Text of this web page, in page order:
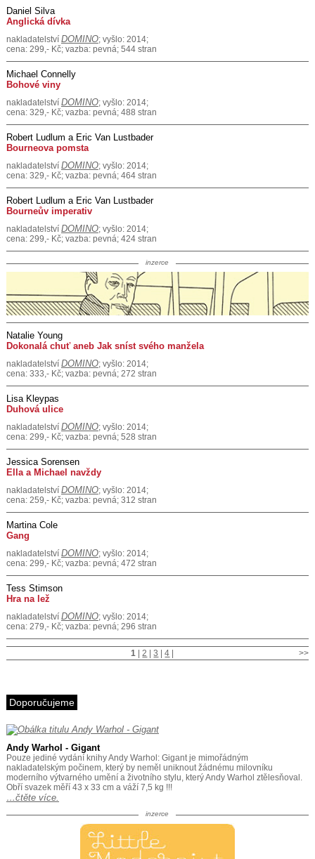
Daniel Silva
Anglická dívka
nakladatelství DOMINO; vyšlo: 2014;
cena: 299,- Kč; vazba: pevná; 544 stran
Michael Connelly
Bohové viny
nakladatelství DOMINO; vyšlo: 2014;
cena: 329,- Kč; vazba: pevná; 488 stran
Robert Ludlum a Eric Van Lustbader
Bourneova pomsta
nakladatelství DOMINO; vyšlo: 2014;
cena: 329,- Kč; vazba: pevná; 464 stran
Robert Ludlum a Eric Van Lustbader
Bourneův imperativ
nakladatelství DOMINO; vyšlo: 2014;
cena: 299,- Kč; vazba: pevná; 424 stran
inzerce
Natalie Young
Dokonalá chuť aneb Jak sníst svého manžela
nakladatelství DOMINO; vyšlo: 2014;
cena: 333,- Kč; vazba: pevná; 272 stran
Lisa Kleypas
Duhová ulice
nakladatelství DOMINO; vyšlo: 2014;
cena: 299,- Kč; vazba: pevná; 528 stran
Jessica Sorensen
Ella a Michael navždy
nakladatelství DOMINO; vyšlo: 2014;
cena: 259,- Kč; vazba: pevná; 312 stran
Martina Cole
Gang
nakladatelství DOMINO; vyšlo: 2014;
cena: 299,- Kč; vazba: pevná; 472 stran
Tess Stimson
Hra na lež
nakladatelství DOMINO; vyšlo: 2014;
cena: 279,- Kč; vazba: pevná; 296 stran
>>
1 |2 |3 |4
Doporučujeme
Andy Warhol - Gigant
Pouze jediné vydání knihy Andy Warhol: Gigant je mimořádným
nakladatelským počinem, který by neměl uniknout žádnému milovníku
moderního výtvarného umění a životního stylu, který Andy Warhol ztělesňoval.
Obří svazek měří 43 x 33 cm a váží 7,5 kg !!!
…čtěte více.
inzerce